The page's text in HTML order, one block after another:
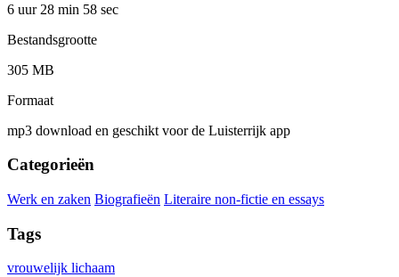
6 uur 28 min 58 sec
Bestandsgrootte
305 MB
Formaat
mp3 download en geschikt voor de Luisterrijk app
Categorieën
Werk en zaken Biografieën Literaire non-fictie en essays
Tags
vrouwelijk lichaam